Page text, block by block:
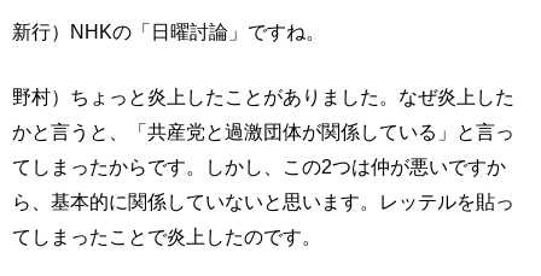
新行）NHKの「日曜討論」ですね。
野村）ちょっと炎上したことがありました。なぜ炎上した
かと言うと、「共産党と過激団体が関係している」と言っ
てしまったからです。しかし、この2つは仲が悪いですか
ら、基本的に関係していないと思います。レッテルを貼っ
てしまったことで炎上したのです。